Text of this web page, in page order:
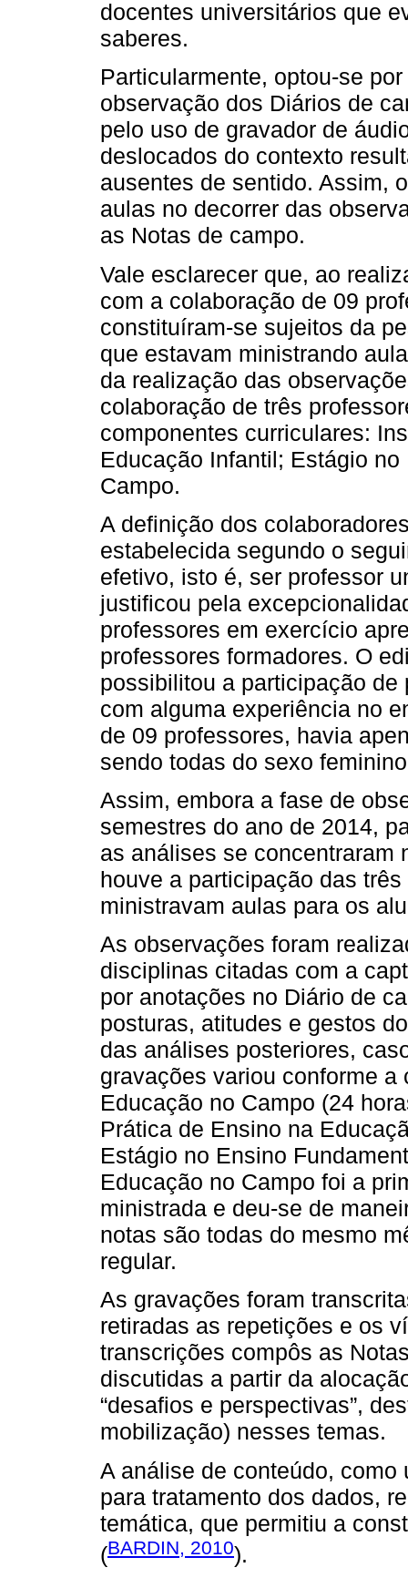
docentes universitários que
saberes.
Particularmente, optou-se
observação dos Diários de
pelo uso de gravador de
deslocados do contexto
ausentes de sentido. Assim,
aulas no decorrer das
as Notas de campo.
Vale esclarecer que, ao
com a colaboração de 09
constituíram-se sujeitos da
que estavam ministrando
da realização das
colaboração de três
componentes curriculares:
Educação Infantil; Estágio
Campo.
A definição dos
estabelecida segundo o
efetivo, isto é, ser professor
justificou pela
professores em exercício
professores formadores. O
possibilitou a participação
com alguma experiência no
de 09 professores, havia
sendo todas do sexo
Assim, embora a fase de
semestres do ano de 2014,
as análises se concentraram
houve a participação das
ministravam aulas para os
As observações foram
disciplinas citadas com a
por anotações no Diário de
posturas, atitudes e gestos
das análises posteriores,
gravações variou conforme
Educação no Campo (24
Prática de Ensino na
Estágio no Ensino
Educação no Campo foi a
ministrada e deu-se de
notas são todas do mesmo
regular.
As gravações foram
retiradas as repetições e os
transcrições compôs as
discutidas a partir da
“desafios e perspectivas”,
mobilização) nesses temas.
A análise de conteúdo,
para tratamento dos dados,
temática, que permitiu a
(BARDIN, 2010).